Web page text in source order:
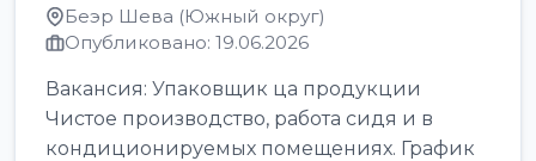
Беэр Шева (Южный округ)
Опубликовано: 19.06.2026
Вакансия: Упаковщик ца продукции
Чистое производство, работа сидя и в
кондиционируемых помещениях. График